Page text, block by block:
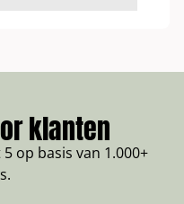
klanten
op basis van 1.000+